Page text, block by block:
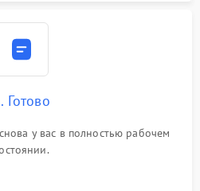
Готово
у вас в полностью рабочем